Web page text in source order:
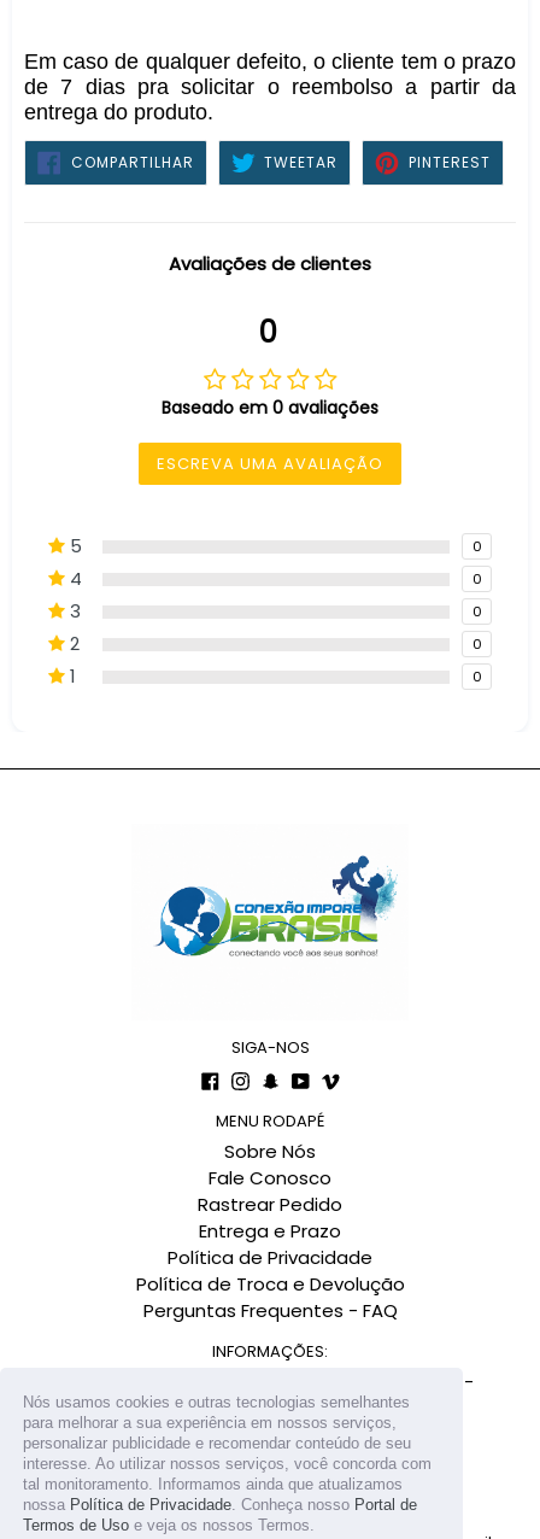
Nós usamos cookies e outras tecnologias semelhantes
para melhorar a sua experiência em nossos serviços,
personalizar publicidade e recomendar conteúdo de seu
interesse. Ao utilizar nossos serviços, você concorda com
tal monitoramento. Informamos ainda que atualizamos
nossa Política de Privacidade . Conheça nosso Portal de
Termos de Uso e veja os nossos Termos.
Em caso de qualquer defeito, o cliente tem o prazo
de 7 dias pra solicitar o reembolso a partir da
entrega do produto.
COMPARTILHAR COMPARTILHAR
FACEBOOK
TWEETAR TWEETARPINTERESTPIN
Avaliações de clientes
0
Baseado em 0 avaliações
ESCREVA UMA AVALIAÇÃO
5 0
4 0
3 0
2 0
1 0
SIGA-NOS
Facebook
Instagram
Snapchat
YouTube
Vimeo
MENU RODAPÉ
Sobre Nós
Fale Conosco
Rastrear Pedido
Entrega e Prazo
Política de Privacidade
Política de Troca e Devolução
Perguntas Frequentes - FAQ
INFORMAÇÕES:
Av. Governador Gustavo Richard, 900 - Centro -
Florianópolis-SC CEP: 88010-290
Conexão Negócios Digitais LTDA.